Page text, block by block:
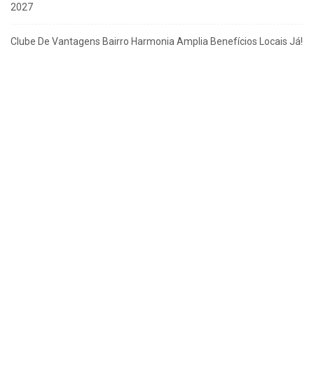
2027
Clube De Vantagens Bairro Harmonia Amplia Benefícios Locais Já!